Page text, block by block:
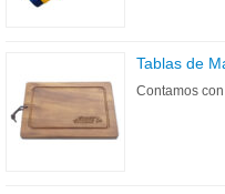
Tablas de
Contamos